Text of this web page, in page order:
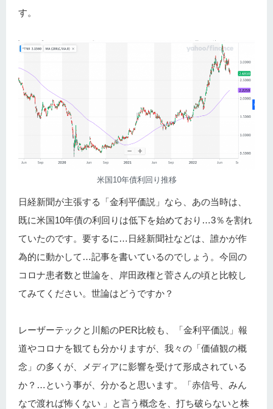
す。
米国10年債利回り推移
日経新聞が主張する「金利平価説」なら、あの当時は、
既に米国10年債の利回りは低下を始めており…3％を割れ
ていたのです。要するに…日経新聞社などは、誰かが作
為的に動かして…記事を書いているのでしょう。今回の
コロナ患者数と世論を、岸田政権と菅さんの頃と比較し
てみてください。世論はどうですか？
レーザーテックと川船のPER比較も、「金利平価説」報
道やコロナを観ても分かりますが、我々の「価値観の概
念」の多くが、メディアに影響を受けて形成されている
か？…という事が、分かると思います。「赤信号、みん
なで渡れば怖くない 」と言う概念を、打ち破らないと株